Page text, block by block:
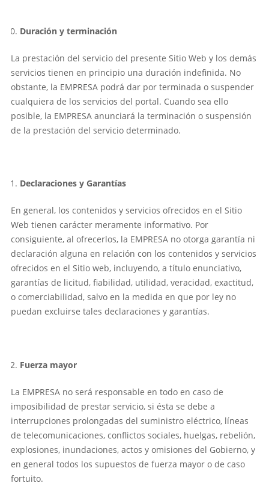
Duración y terminación
La prestación del servicio del presente Sitio Web y los demás
servicios tienen en principio una duración indefinida. No
obstante, la EMPRESA podrá dar por terminada o suspender
cualquiera de los servicios del portal. Cuando sea ello
posible, la EMPRESA anunciará la terminación o suspensión
de la prestación del servicio determinado.
Declaraciones y Garantías
En general, los contenidos y servicios ofrecidos en el Sitio
Web tienen carácter meramente informativo. Por
consiguiente, al ofrecerlos, la EMPRESA no otorga garantía ni
declaración alguna en relación con los contenidos y servicios
ofrecidos en el Sitio web, incluyendo, a título enunciativo,
garantías de licitud, fiabilidad, utilidad, veracidad, exactitud,
o comerciabilidad, salvo en la medida en que por ley no
puedan excluirse tales declaraciones y garantías.
Fuerza mayor
La EMPRESA no será responsable en todo en caso de
imposibilidad de prestar servicio, si ésta se debe a
interrupciones prolongadas del suministro eléctrico, líneas
de telecomunicaciones, conflictos sociales, huelgas, rebelión,
explosiones, inundaciones, actos y omisiones del Gobierno, y
en general todos los supuestos de fuerza mayor o de caso
fortuito.